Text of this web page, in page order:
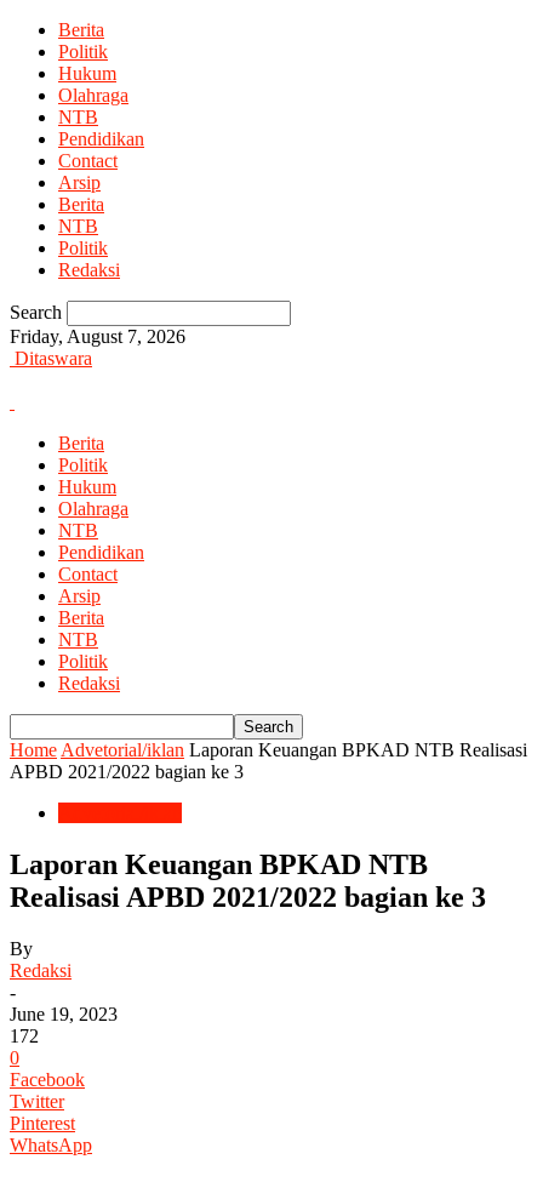
Berita
Politik
Hukum
Olahraga
NTB
Pendidikan
Contact
Arsip
Berita
NTB
Politik
Redaksi
Search
Friday, August 7, 2026
Ditaswara
Berita
Politik
Hukum
Olahraga
NTB
Pendidikan
Contact
Arsip
Berita
NTB
Politik
Redaksi
Home Advetorial/iklan Laporan Keuangan BPKAD NTB Realisasi
APBD 2021/2022 bagian ke 3
Laporan Keuangan BPKAD NTB
Realisasi APBD 2021/2022 bagian ke 3
By
Redaksi
-
June 19, 2023
172
0
Facebook
Twitter
Pinterest
WhatsApp